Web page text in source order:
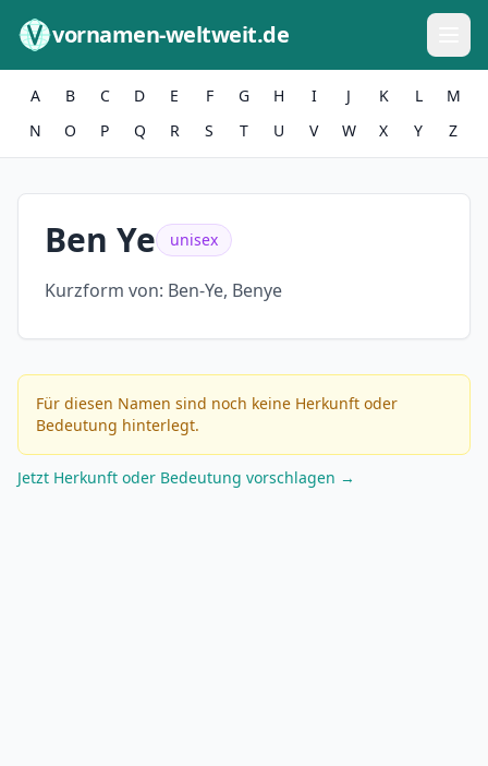
vornamen-weltweit.de
A B C D E F G H I J K L
M
N
O P Q R S T U V W X Y Z
Ben Ye unisex
Kurzform von: Ben-Ye, Benye
Für diesen Namen sind noch keine Herkunft oder
Bedeutung hinterlegt.
Jetzt Herkunft oder Bedeutung vorschlagen →